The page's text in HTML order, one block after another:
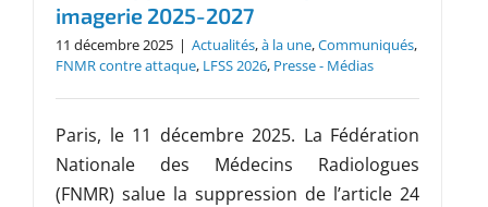
imagerie 2025-2027
11 décembre 2025 | Actualités,à la une,Communiqués,
FNMR contre attaque, LFSS 2026, Presse - Médias
Paris, le 11 décembre 2025. La Fédération
Nationale des Médecins Radiologues
(FNMR) salue la suppression de l’article 24